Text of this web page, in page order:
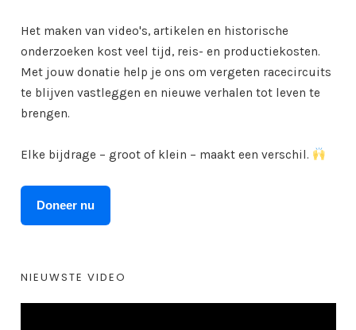
Het maken van video's, artikelen en historische
onderzoeken kost veel tijd, reis- en productiekosten.
Met jouw donatie help je ons om vergeten racecircuits
te blijven vastleggen en nieuwe verhalen tot leven te
brengen.
Elke bijdrage – groot of klein – maakt een verschil.
Doneer nu
NIEUWSTE VIDEO